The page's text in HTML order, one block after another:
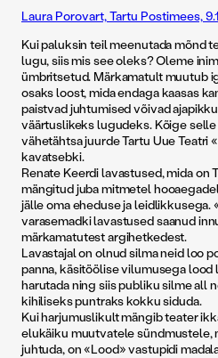
Laura Porovart, Tartu Postimees,
Kui paluksin teil meenutada mõnd
lugu, siis mis see oleks? Oleme
ümbritsetud. Märkamatult muutub
osaks loost, mida endaga kaasas
paistvad juhtumised võivad
väärtuslikeks lugudeks. Kõige
vähetähtsa juurde Tartu Uue Teatri
kavatsebki.
Renate Keerdi lavastused, mida on
mängitud juba mitmetel
jälle oma eheduse ja leidlikkusega.
varasemadki lavastused saanud
märkamatutest argihetkedest.
Lavastajal on olnud silma neid loo
panna, käsitöölise vilumusega
harutada ning siis publiku silme all
kihiliseks puntraks kokku siduda.
Kui harjumuslikult mängib teater
elukäiku muutvatele sündmustele,
juhtuda, on «Lood» vastupidi